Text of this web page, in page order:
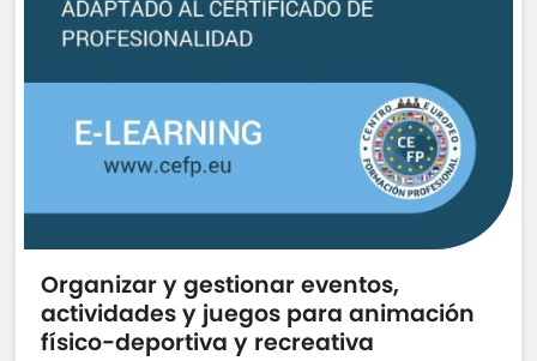
Organizar y gestionar eventos,
actividades y juegos para animación
físico-deportiva y recreativa